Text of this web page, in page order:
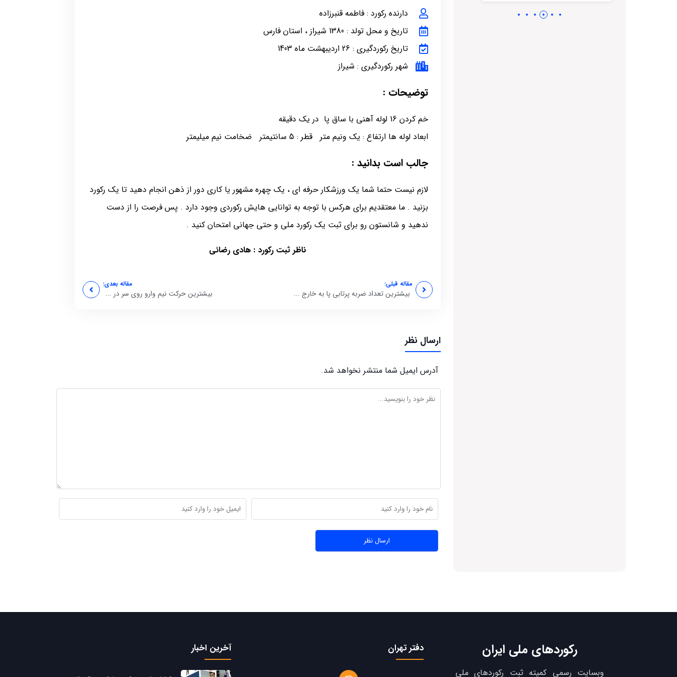
دارنده رکورد : فاطمه قنبرزاده
تاریخ و محل تولد : 1380 شیراز ، استان فارس
تاریخ رکوردگیری : 26 اردیبهشت ماه 1403
شهر رکوردگیری : شیراز
توضیحات :
خم کردن 16 لوله آهنی با ساق پا در یک دقیقه
ابعاد لوله ها ارتفاع : یک ونیم متر قطر : 5 سانتیمتر ضخامت نیم میلیمتر
جالب است بدانید :
لازم نیست حتما شما یک ورزشکار حرفه ای ، یک چهره مشهور یا کاری دور از ذهن انجام دهید تا یک رکورد
بزنید . ما معتقدیم برای هرکس با توجه به توانایی هایش رکوردی وجود دارد . پس فرصت را از دست
ندهید و شانستون رو برای ثبت یک رکورد ملی و حتی جهانی امتحان کنید .
ناظر ثبت رکورد : هادی رضائی
مقاله قبلی:
بیشترین تعداد ضربه پرتابی پا به خارج ...
مقاله بعدی:
بیشترین حرکت نیم وارو روی سر در ...
ارسال نظر
آدرس ایمیل شما منتشر نخواهد شد.
رکوردهای ملی ایران
وبسایت رسمی کمیته ثبت رکوردهای ملی
دفتر تهران آخرین اخبار